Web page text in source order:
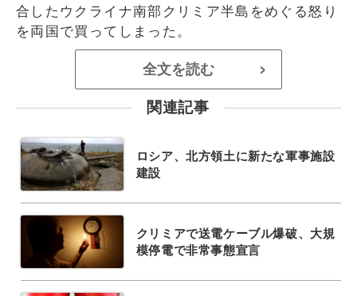
合したウクライナ南部クリミア半島をめぐる怒り
を両国で買ってしまった。
全文を読む >
関連記事
ロシア、北方領土に新たな軍事施設
建設
クリミアで送電ケーブル爆破、大規
模停電で非常事態宣言